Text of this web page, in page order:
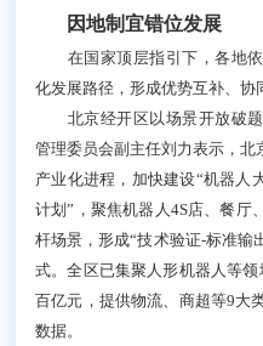
因地制宜错位发展
在国家顶层指引下，各地依
化发展路径，形成优势互补、协
北京经开区以场景开放破题
管理委员会副主任刘力表示，北
产业化进程，加快建设“机器人
计划”，聚焦机器人4S店、餐厅
杆场景，形成“技术验证-标准输
式。全区已集聚人形机器人等
百亿元，提供物流、商超等9大
数据。